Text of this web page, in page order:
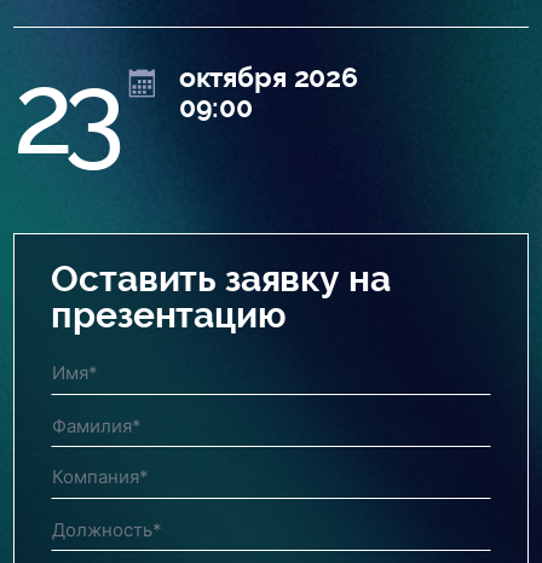
23
октября 2026
09:00
Оставить заявку на
презентацию